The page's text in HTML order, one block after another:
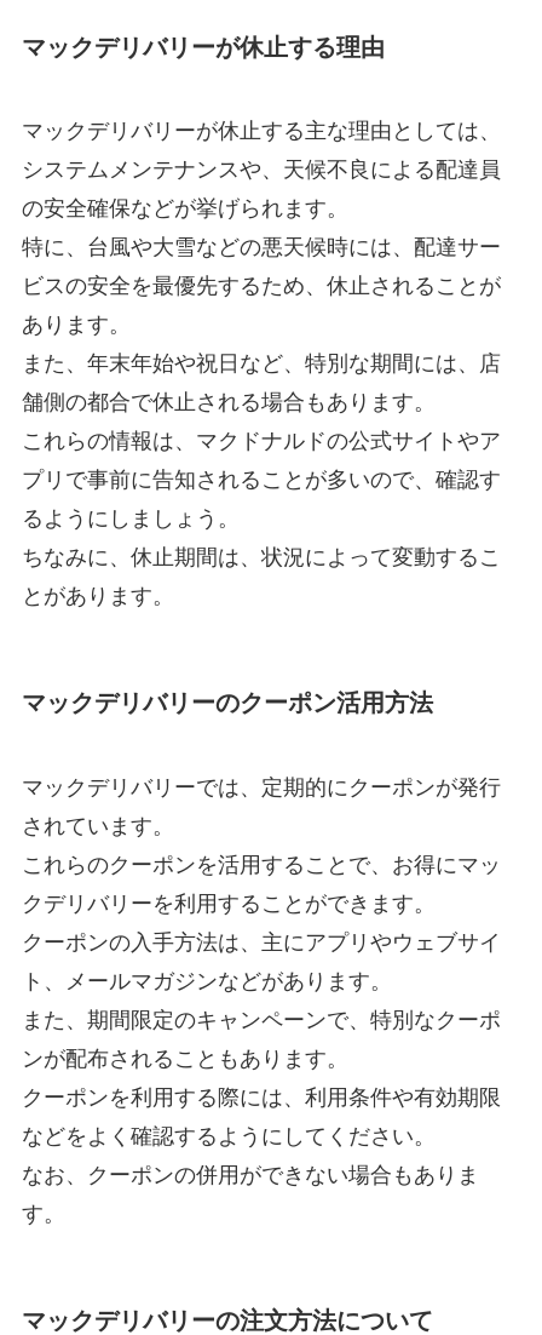
マックデリバリーが休止する理由
マックデリバリーが休止する主な理由としては、
システムメンテナンスや、天候不良による配達員
の安全確保などが挙げられます。
特に、台風や大雪などの悪天候時には、配達サー
ビスの安全を最優先するため、休止されることが
あります。
また、年末年始や祝日など、特別な期間には、店
舗側の都合で休止される場合もあります。
これらの情報は、マクドナルドの公式サイトやア
プリで事前に告知されることが多いので、確認す
るようにしましょう。
ちなみに、休止期間は、状況によって変動するこ
とがあります。
マックデリバリーのクーポン活用方法
マックデリバリーでは、定期的にクーポンが発行
されています。
これらのクーポンを活用することで、お得にマッ
クデリバリーを利用することができます。
クーポンの入手方法は、主にアプリやウェブサイ
ト、メールマガジンなどがあります。
また、期間限定のキャンペーンで、特別なクーポ
ンが配布されることもあります。
クーポンを利用する際には、利用条件や有効期限
などをよく確認するようにしてください。
なお、クーポンの併用ができない場合もありま
す。
マックデリバリーの注文方法について